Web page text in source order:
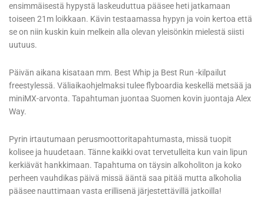
ensimmäisestä hypystä laskeuduttua pääsee heti jatkamaan
toiseen 21m loikkaan. Kävin testaamassa hypyn ja voin kertoa että
se on niin kuskin kuin melkein alla olevan yleisönkin mielestä siisti
uutuus.
Päivän aikana kisataan mm. Best Whip ja Best Run -kilpailut
freestylessä. Väliaikaohjelmaksi tulee flyboardia keskellä metsää ja
miniMX-arvonta. Tapahtuman juontaa Suomen kovin juontaja Alex
Way.
Pyrin irtautumaan perusmoottoritapahtumasta, missä tuopit
kolisee ja huudetaan. Tänne kaikki ovat tervetulleita kun vain lipun
kerkiävät hankkimaan. Tapahtuma on täysin alkoholiton ja koko
perheen vauhdikas päivä missä ääntä saa pitää mutta alkoholia
pääsee nauttimaan vasta erillisenä järjestettävillä jatkoilla!